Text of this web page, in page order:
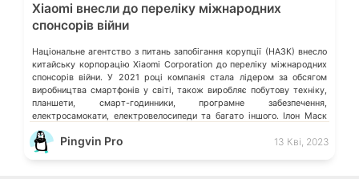
Xiaomi внесли до переліку міжнародних
спонсорів війни
Національне агентство з питань запобігання корупції (НАЗК) внесло
китайську корпорацію Xiaomi Corporation до переліку міжнародних
спонсорів війни. У 2021 році компанія стала лідером за обсягом
виробництва смартфонів у світі, також виробляє побутову техніку,
планшети, смарт-годинники, програмне забезпечення,
електросамокати, електровелосипеди та багато іншого. Ілон Маск
відмовився видаляти твіт мєдвєдєва про «зникнення України»
Microsoft більше не обслуговує […]
Pingvin Pro 13 Кві, 2023